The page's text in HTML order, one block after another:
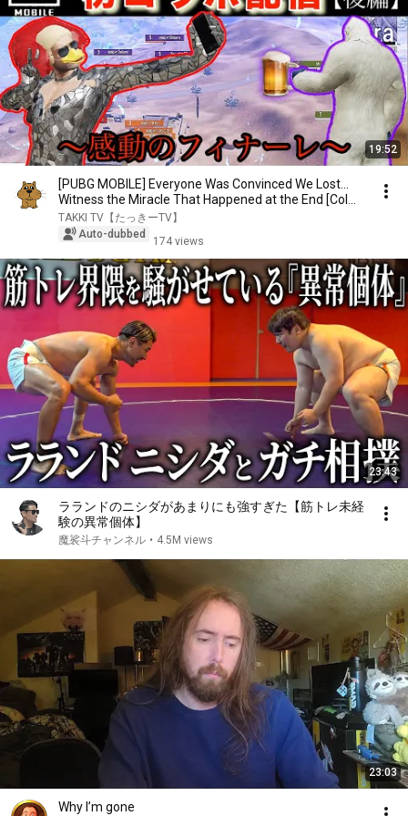
19:52
[PUBG MOBILE] Everyone Was Convinced We Lost...
Witness the Miracle That Happened at the End [Col...
TAKKI TV【たっきーTV】
Auto-dubbed
174 views
23:43
ラランドのニシダがあまりにも強すぎた【筋トレ未経
験の異常個体】
魔裟斗チャンネル • 4.5M views
23:03
Why I’m gone